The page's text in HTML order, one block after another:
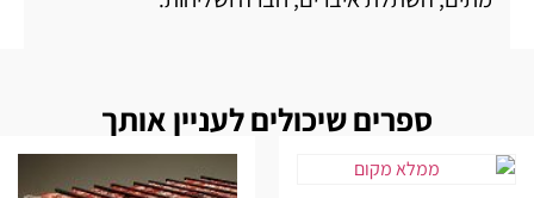
ספרים שיכולים לעניין אותך